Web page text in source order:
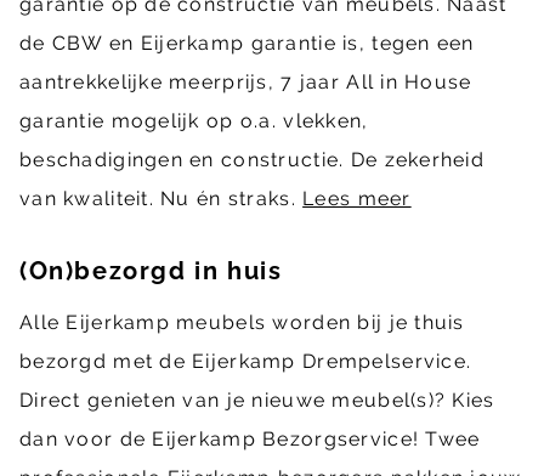
de CBW en Eijerkamp garantie is, tegen een
aantrekkelijke meerprijs, 7 jaar All in House
garantie mogelijk op o.a. vlekken,
beschadigingen en constructie. De zekerheid
van kwaliteit. Nu én straks. Lees meer
(On)bezorgd in huis
Alle Eijerkamp meubels worden bij je thuis
bezorgd met de Eijerkamp Drempelservice.
Direct genieten van je nieuwe meubel(s)? Kies
dan voor de Eijerkamp Bezorgservice! Twee